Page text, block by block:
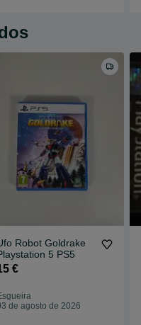
Robot Goldrake
5 PS5
€
de agosto de 2026